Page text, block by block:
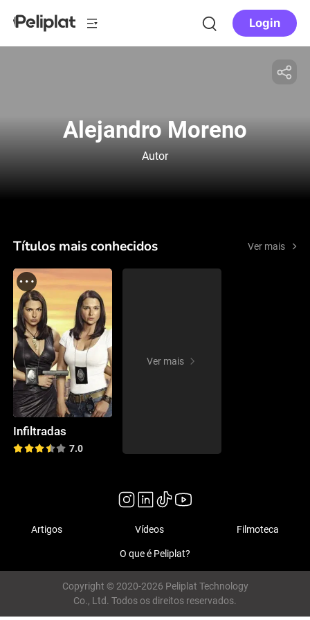
Login
Alejandro Moreno
Autor
Títulos mais conhecidos Ver mais
Infiltradas
7.0
Ver mais
Artigos Vídeos Filmoteca
O que é Peliplat?
Copyright © 2020-2026 Peliplat Technology
Co., Ltd. Todos os direitos reservados.